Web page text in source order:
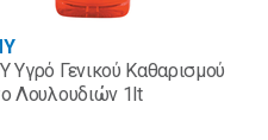
Υγρό Γενικού Καθαρισμού
Λουλουδιών 1lt